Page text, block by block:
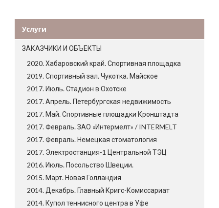
Услуги
ЗАКАЗЧИКИ И ОБЪЕКТЫ
2020. Хабаровский край. Спортивная площадка
2019. Спортивный зал. Чукотка. Майское
2017. Июль. Стадион в Охотске
2017. Апрель. Петербургская недвижимость
2017. Май. Спортивные площадки Кронштадта
2017. Февраль. ЗАО «Интермелт» / INTERMELT
2017. Февраль. Немецкая стоматология
2017. Электростанция-1 Центральной ТЭЦ
2016. Июль. Посольство Швеции.
2015. Март. Новая Голландия
2014. Декабрь. Главный Кригс-Комиссариат
2014. Купол теннисного центра в Уфе